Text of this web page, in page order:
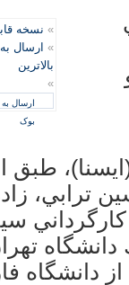
» نسخه
» ارسال به
بالاترین
»
ارسال
بوک
طبق
ترابي،
دانشگاه
دانشگاه